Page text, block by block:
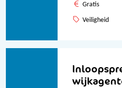
Gratis
Veiligheid